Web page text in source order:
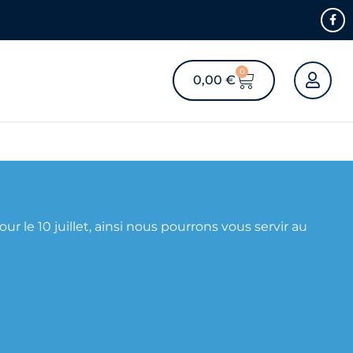
0,00 €
0
le 10 juillet, ainsi nous pourrons vous servir au